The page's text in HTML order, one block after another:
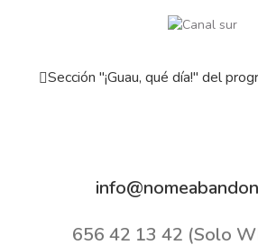
Sección "¡Guau, qué día!" del
656 42 13 42 (Solo